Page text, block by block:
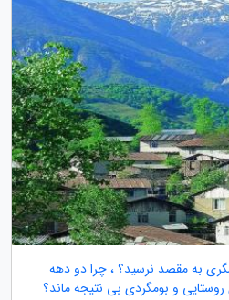
به مقصد نرسید؟ ، چرا دو دهه
و بومگردی بی نتیجه ماند؟